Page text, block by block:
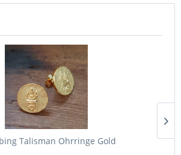
Talisman Ohrringe Gold